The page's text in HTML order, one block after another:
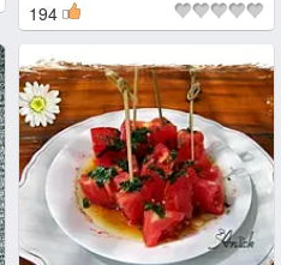
194